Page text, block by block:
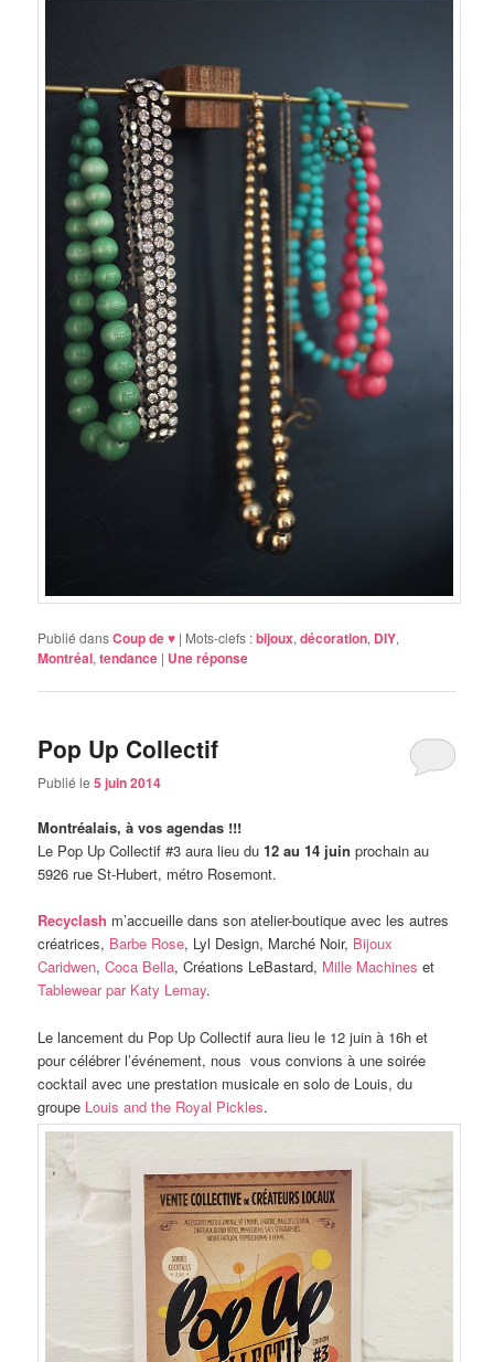
Publié dansCoup de ♥ | Mots-clefs :bijoux,décoration, DIY,
Montréal,tendance | Uneréponse
Pop Up Collectif
Publié le5 juin 2014
Montréalais, à vos agendas !!!
Le Pop Up Collectif #3 aura lieu du12 au 14 juin prochain au
5926 rue St-Hubert, métro Rosemont.
Recyclash m’accueille dans son atelier-boutique avec les autres
créatrices, Barbe Rose, Lyl Design, Marché Noir, Bijoux
Caridwen,Coca Bella, Créations LeBastard, Mille Machines et
Tablewear par Katy Lemay.
Le lancement du Pop Up Collectif aura lieu le 12 juin à 16h et
pour célébrer l’événement, nous vous convions à une soirée
cocktail avec une prestation musicale en solo de Louis, du
groupe Louis and the Royal Pickles.